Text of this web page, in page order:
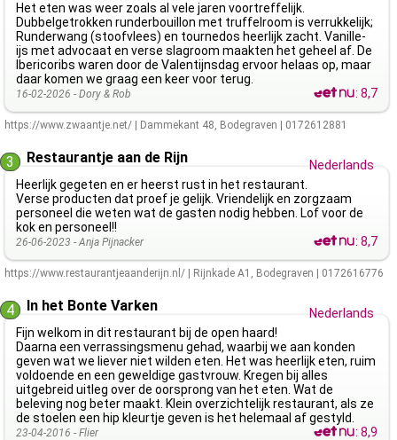
Het eten was weer zoals al vele jaren voortreffelijk.
Dubbelgetrokken runderbouillon met truffelroom is verrukkelijk;
Runderwang (stoofvlees) en tournedos heerlijk zacht. Vanille-
ijs met advocaat en verse slagroom maakten het geheel af. De
Ibericoribs waren door de Valentijnsdag ervoor helaas op, maar
daar komen we graag een keer voor terug.
16-02-2026 - Dory & Rob :8,7
https://www.zwaantje.net/ Dammekant 48, Bodegraven 0172612881
3 Restaurantje aan de Rijn
Nederlands
Heerlijk gegeten en er heerst rust in het restaurant.
Verse producten dat proef je gelijk. Vriendelijk en zorgzaam
personeel die weten wat de gasten nodig hebben. Lof voor de
kok en personeel!!
26-06-2023 -Anja Pijnacker :8,7
https://www.restaurantjeaanderijn.nl/ Rijnkade A1 , Bodegraven 0172616776
4 In het Bonte Varken
Nederlands
Fijn welkom in dit restaurant bij de open haard!
Daarna een verrassingsmenu gehad, waarbij we aan konden
geven wat we liever niet wilden eten. Het was heerlijk eten, ruim
voldoende en een geweldige gastvrouw. Kregen bij alles
uitgebreid uitleg over de oorsprong van het eten. Wat de
beleving nog beter maakt. Klein overzichtelijk restaurant, als ze
de stoelen een hip kleurtje geven is het helemaal af gestyld.
23-04-2016 - Flier :8,9